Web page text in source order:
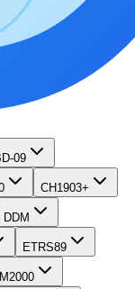
09
CH1903+
DDM
ETRS89